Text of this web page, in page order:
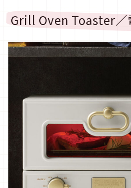
Grill Oven Toaster／